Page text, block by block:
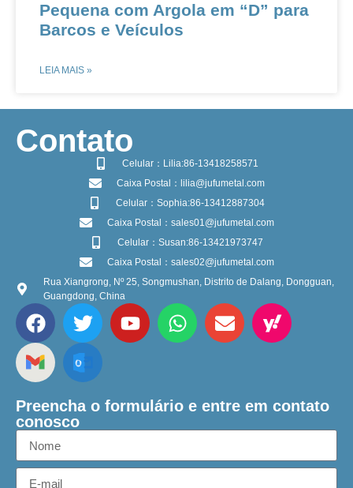
Pequena com Argola em “D” para
Barcos e Veículos​​
LEIA MAIS »
​Contato
Celular：Lilia:86-13418258571
Caixa Postal：lilia@jufumetal.com
Celular：Sophia:86-13412887304
Caixa Postal：sales01@jufumetal.com
Celular：Susan:86-13421973747
Caixa Postal：sales02@jufumetal.com
Rua Xiangrong, Nº 25, Songmushan, Distrito de Dalang, Dongguan,
Guangdong, China
Preencha o formulário e entre em contato
conosco